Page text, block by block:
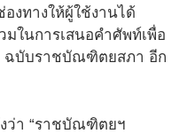
งทางให้ผู้ใช้งานได้
ในการเสนอคำศัพท์เพื่อ
ฉบับราชบัณฑิตยสภา อีก
ว่า “ราชบัณฑิตยฯ